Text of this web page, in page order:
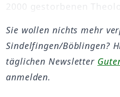
2000 gestorbenen
Sie wollen nichts mehr
Sindelfingen/Böblingen?
täglichen Newsletter
anmelden.